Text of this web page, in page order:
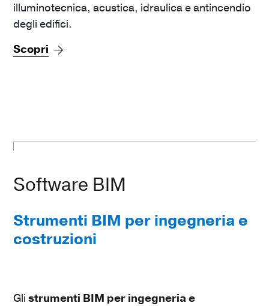
illuminotecnica, acustica, idraulica e antincendio
degli edifici.
Scopri
Software BIM
Strumenti BIM per ingegneria e
costruzioni
Glistrumenti BIM per ingegneria e